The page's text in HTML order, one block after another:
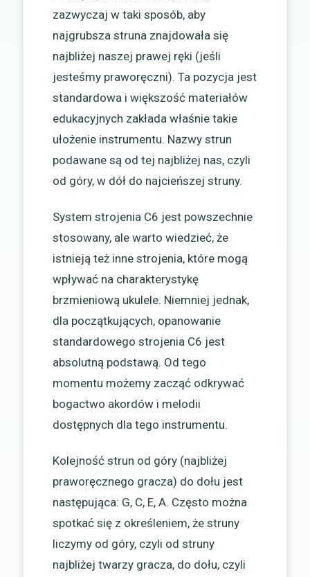
zazwyczaj w taki sposób, aby
najgrubsza struna znajdowała się
najbliżej naszej prawej ręki (jeśli
jesteśmy praworęczni). Ta pozycja jest
standardowa i większość materiałów
edukacyjnych zakłada właśnie takie
ułożenie instrumentu. Nazwy strun
podawane są od tej najbliżej nas, czyli
od góry, w dół do najcieńszej struny.
System strojenia C6 jest powszechnie
stosowany, ale warto wiedzieć, że
istnieją też inne strojenia, które mogą
wpływać na charakterystykę
brzmieniową ukulele. Niemniej jednak,
dla początkujących, opanowanie
standardowego strojenia C6 jest
absolutną podstawą. Od tego
momentu możemy zacząć odkrywać
bogactwo akordów i melodii
dostępnych dla tego instrumentu.
Kolejność strun od góry (najbliżej
praworęcznego gracza) do dołu jest
następująca: G, C, E, A. Często można
spotkać się z określeniem, że struny
liczymy od góry, czyli od struny
najbliżej twarzy gracza, do dołu, czyli